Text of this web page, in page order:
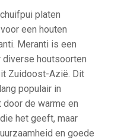
platen
een houten
Meranti is een
diverse houtsoorten
Zuidoost-Azië. Dit
populair in
door de warme en
het geeft, maar
en goede